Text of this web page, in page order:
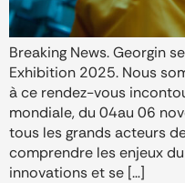
Breaking News. Georgin
Exhibition 2025. Nous
à ce rendez-vous
mondiale, du 04au 06
tous les grands acteurs
comprendre les enjeux
innovations et se […]